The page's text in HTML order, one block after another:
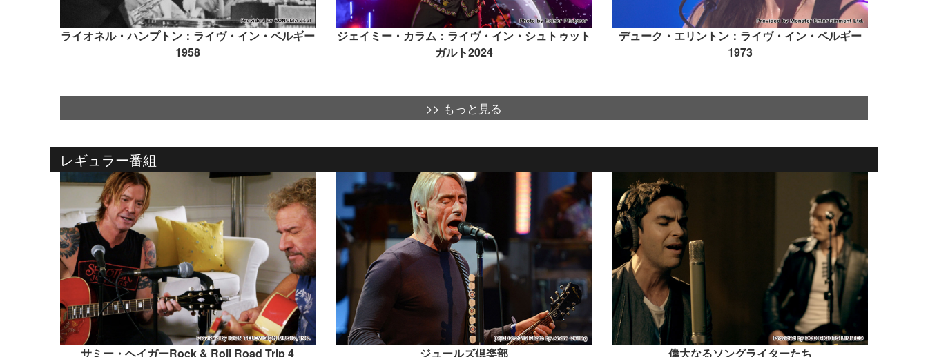
ライオネル・ハンプトン：ライヴ・イン・ベルギー
1958
ジェイミー・カラム：ライヴ・イン・シュトゥット
ガルト2024
デューク・エリントン：ライヴ・イン・ベルギー
1973
>> もっと見る
レギュラー番組
サミー・ヘイガーRock & Roll Road Trip 4 ジュールズ倶楽部 偉大なるソングライターたち